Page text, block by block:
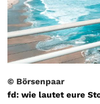
© Börsenpaar
fd: wie lautet eure